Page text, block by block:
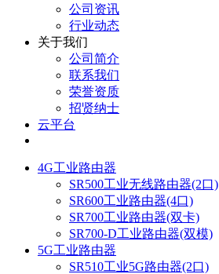
公司资讯
行业动态
关于我们
公司简介
联系我们
荣誉资质
招贤纳士
云平台
4G工业路由器
SR500工业无线路由器(2口)
SR600工业路由器(4口)
SR700工业路由器(双卡)
SR700-D工业路由器(双模)
5G工业路由器
SR510工业5G路由器(2口)